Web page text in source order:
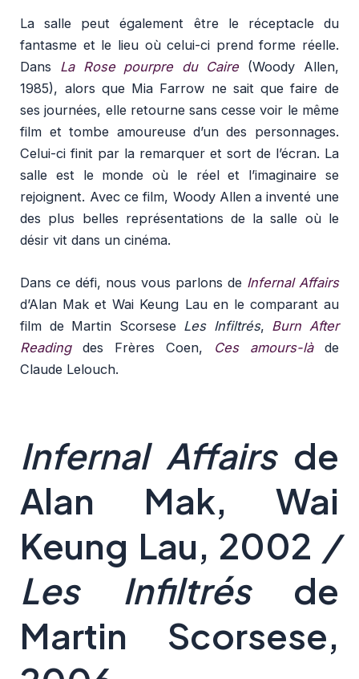
La salle peut également être le réceptacle du
fantasme et le lieu où celui-ci prend forme réelle.
Dans La Rose pourpre du Caire (Woody Allen,
1985), alors que Mia Farrow ne sait que faire de
ses journées, elle retourne sans cesse voir le même
film et tombe amoureuse d’un des personnages.
Celui-ci finit par la remarquer et sort de l’écran. La
salle est le monde où le réel et l’imaginaire se
rejoignent. Avec ce film, Woody Allen a inventé une
des plus belles représentations de la salle où le
désir vit dans un cinéma.
Dans ce défi, nous vous parlons de Infernal Affairs
d’Alan Mak et Wai Keung Lau en le comparant au
film de Martin Scorsese Les Infiltrés, Burn After
Reading
des Frères Coen, Ces amours-làde
Claude Lelouch.
Infernal Affairs de
Alan Mak, Wai
Keung Lau, 2002 /
Les Infiltrés de
Martin Scorsese,